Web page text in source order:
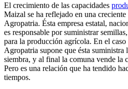
El crecimiento de las capacidades
Maizal se ha reflejado en una
Agropatria. Ésta empresa estatal,
es responsable por suministrar
para la producción agrícola. En el
Agropatria supone que ésta suministra
siembra, y al final la comuna vende la
Pero es una relación que ha tendido
tiempos.